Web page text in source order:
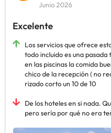
Junio 2026
Excelente
Los servicios que ofrece
todo incluido es una
en las piscinas la comida
chico de la recepción ( no
rizado corto un 10 de 10
De los hoteles en si nada.
pero sería por qué no era